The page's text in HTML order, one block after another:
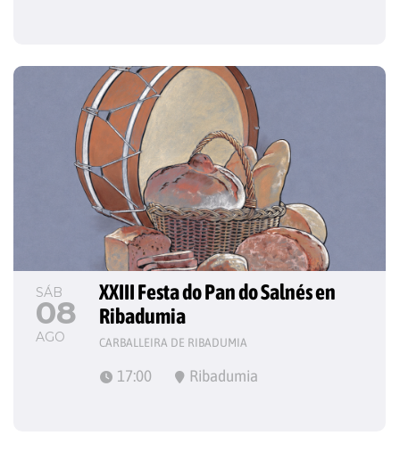
SÁB
08
AGO
XXIII Festa do Pan do Salnés en
Ribadumia
CARBALLEIRA DE RIBADUMIA
17:00 Ribadumia